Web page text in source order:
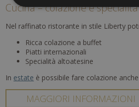
Cucina – colazione e
Nel raffinato ristorante in stile Liberty
Ricca colazione a buffet
Piatti internazionali
Specialità altoatesine
In estate è possibile fare colazione
MAGGIORI INFORMAZIONI